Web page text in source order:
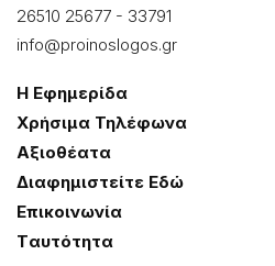
26510 25677 - 33791
info@proinoslogos.gr
Η Εφημερίδα
Χρήσɩμα Τηλέφωνα
Αξɩοθέατα
Δɩαφημɩστείτε Εδώ
Επɩκοɩνωνία
Tαυτότητα